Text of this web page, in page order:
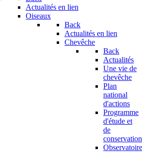
Actualités en lien
Oiseaux
Back
Actualités en lien
Chevêche
Back
Actualités
Une vie de
chevêche
Plan
national
d'actions
Programme
d'étude et
de
conservation
Observatoire